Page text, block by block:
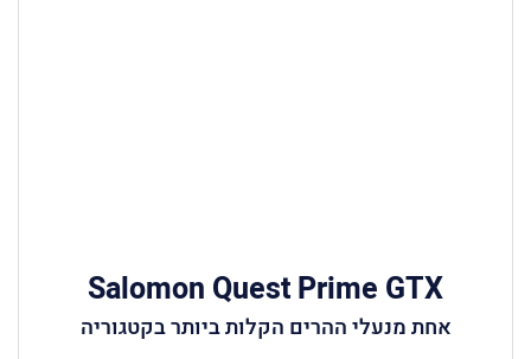
Salomon Quest Prime GTX
אחת מנעלי ההרים הקלות ביותר בקטגוריה